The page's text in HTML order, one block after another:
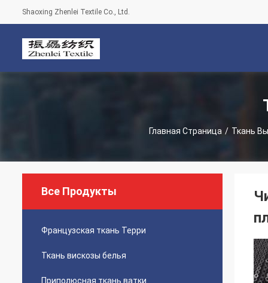
Shaoxing Zhenlei Textile Co., Ltd.
Главная Страница / Ткань
Все Продукты
Французская ткань Терри
Ткань вискозы белья
Приполюсная ткань ватки